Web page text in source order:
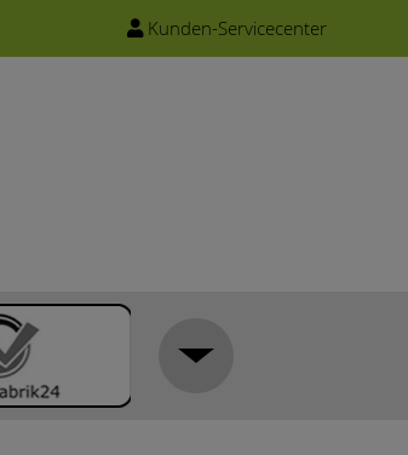
Kunden-Servicecenter